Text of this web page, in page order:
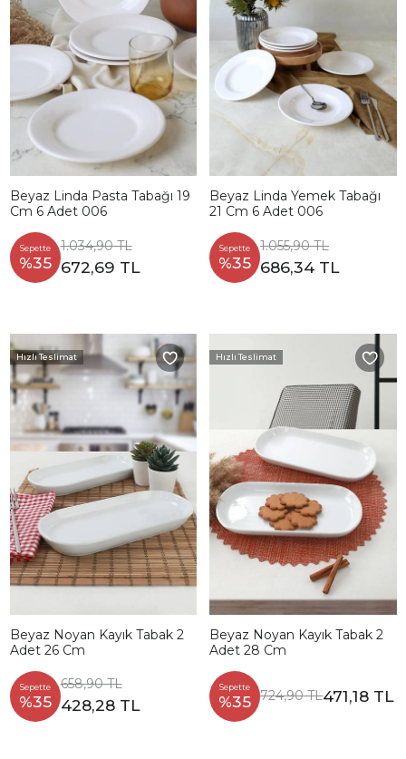
Beyaz Linda Pasta Tabağı 19
Cm 6 Adet 006
Sepette
%35
1.034,90 TL
672,69 TL
Beyaz Linda Yemek Tabağı
21 Cm 6 Adet 006
Sepette
%35
1.055,90 TL
686,34 TL
Hızlı Teslimat
Beyaz Noyan Kayık Tabak 2
Adet 26 Cm
Sepette
%35
658,90 TL
428,28 TL
Hızlı Teslimat
Beyaz Noyan Kayık Tabak 2
Adet 28 Cm
Sepette
%35 724,90 TL471,18 TL